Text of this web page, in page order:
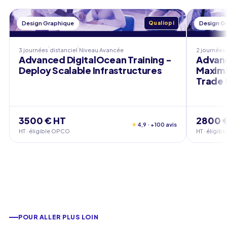
Design Graphique Qualiopi
3 journées distanciel Niveau Avancée
Advanced DigitalOcean Training -
Deploy Scalable Infrastructures
3500 € HT
HT · éligible OPCO
★ 4,9 · +100 avis
Design
2 journées
Trade
2800
HT ·
POUR ALLER PLUS LOIN